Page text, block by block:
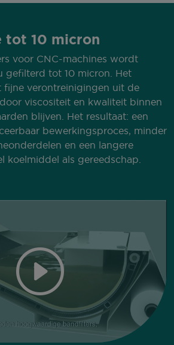
tot 10 micron
voor CNC-machines wordt
gefilterd tot 10 micron. Het
fijne verontreinigingen uit de
viscositeit en kwaliteit binnen
blijven. Het resultaat: een
bewerkingsproces, minder
en een langere
koelmiddel als gereedschap.